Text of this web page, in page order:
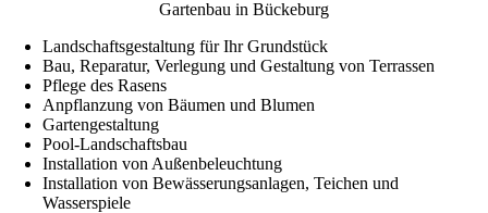
Gartenbau in Bückeburg
Landschaftsgestaltung für Ihr Grundstück
Bau, Reparatur, Verlegung und Gestaltung von Terrassen
Pflege des Rasens
Anpflanzung von Bäumen und Blumen
Gartengestaltung
Pool-Landschaftsbau
Installation von Außenbeleuchtung
Installation von Bewässerungsanlagen, Teichen und
Wasserspiele